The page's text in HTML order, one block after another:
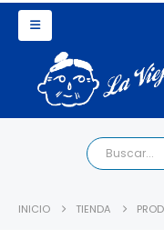
INICIO TIENDA